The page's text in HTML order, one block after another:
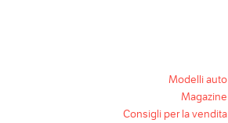
Modelli auto
Magazine
Consigli per la vendita